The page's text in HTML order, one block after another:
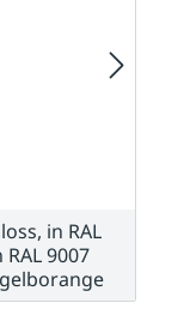
in RAL
9007